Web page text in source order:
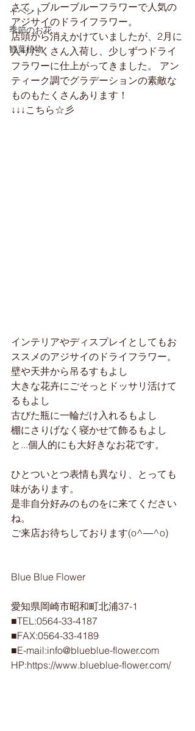
イベント
季節のお花
観葉植物
さて、ブルーブルーフラワーで人気の
アジサイのドライフラワー。
店頭から消えかけていましたが、2月に
入りたくさん入荷し、少しずつドライ
フラワーに仕上がってきました。 アン
ティーク調でグラデーションの素敵な
ものもたくさんあります！
↓↓↓こちら☆彡
インテリアやディスプレイとしてもお
ススメのアジサイのドライフラワー。
壁や天井から吊るすもよし
大きな花卉にごそっとドッサリ活けて
るもよし
古びた瓶に一輪だけ入れるもよし
棚にさりげなく寝かせて飾るもよし
と...個人的にも大好きなお花です。
ひとついとつ表情も異なり、とっても
味があります。
是非自分好みのものをに来てください
ね。
ご来店お待ちしております(o^―^o)
Blue Blue Flower
愛知県岡崎市昭和町北浦37-1
■TEL:0564-33-4187
■FAX:0564-33-4189
■E-mail:info@blueblue-flower.com
HP:https://www.blueblue-flower.com/